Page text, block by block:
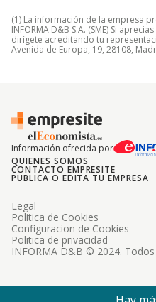
(1) La información de la empresa
INFORMA D&B S.A. (SME) Si
dirígete acreditando tu
Avenida de Europa, 19, 28108,
Información ofrecida por
QUIENES SOMOS
CONTACTO EMPRESITE
PUBLICA O EDITA TU EMPRESA
INFORMA D&B © 2024.
Legal
Politica de Cookies
Configuracion de Cookies
Politica de privacidad